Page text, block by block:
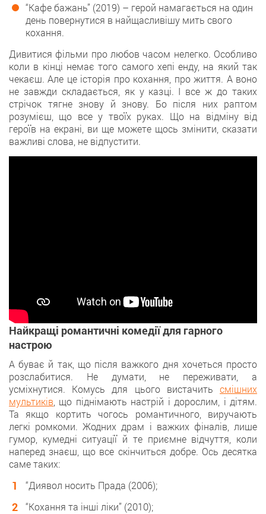
“Кафе бажань” (2019) – герой намагається на один
день повернутися в найщасливішу мить свого
кохання.
Дивитися фільми про любов часом нелегко. Особливо
коли в кінці немає того самого хепі енду, на який так
чекаєш. Але це історія про кохання, про життя. А воно
не завжди складається, як у казці. І все ж до таких
стрічок тягне знову й знову. Бо після них раптом
розумієш, що все у твоїх руках. Що на відміну від
героїв на екрані, ви ще можете щось змінити, сказати
важливі слова, не відпустити.
Найкращі романтичні комедії для гарного
настрою
А буває й так, що після важкого дня хочеться просто
розслабитися. Не думати, не переживати, а
усміхнутися. Комусь для цього вистачить смішних
мультиків , що піднімають настрій і дорослим, і дітям.
Та якщо кортить чогось романтичного, виручають
легкі ромкоми. Жодних драм і важких фіналів, лише
гумор, кумедні ситуації й те приємне відчуття, коли
наперед знаєш, що все скінчиться добре. Ось десятка
саме таких:
“Диявол носить Прада (2006);
“Кохання та інші ліки” (2010);